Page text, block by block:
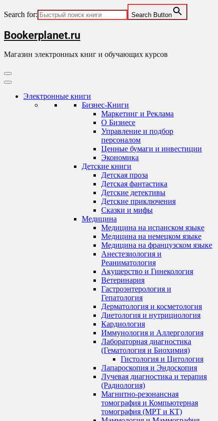
Search for: Search Button
Skip
to
content
Bookerplanet.ru
Магазин электронных книг и обучающих курсов
Primary
Menu
Электронные книги
Бизнес-Книги
Маркетинг и Реклама
О Бизнесе
Управление и подбор
персоналом
Ценные бумаги и инвестиции
Экономика
Детские книги
Детская проза
Детская фантастика
Детские детективы
Детские приключения
Сказки и мифы
Медицина
Медицина на испанском языке
Медицина на немецком языке
Медицина на французском языке
Анестезиология и
Реаниматология
Акушерство и Гинекология
Ветеринария
Гастроэнтерология и
Гепатология
Дерматология и косметология
Диетология и нутрициология
Кардиология
Иммунология и Аллергология
Лабораторная диагностика
(Гематология и Биохимия)
Гистология и Цитология
Лапароскопия и Эндоскопия
Лучевая диагностика и терапия
(Радиология)
Магнитно-резонансная
томография и Компьютерная
томография (МРТ и КТ)